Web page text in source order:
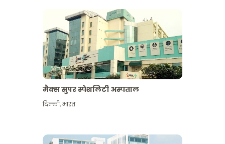
मैक्स सुपर स्पेशलिटी अस्पताल
दिल्ली,भारत